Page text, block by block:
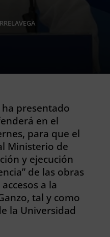
ha presentado
en el
para que el
Ministerio de
y ejecución
de las obras
a la
tal y como
la Universidad